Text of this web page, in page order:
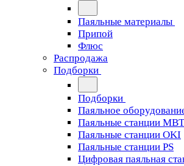
Паяльные материалы
Припой
Флюс
Распродажа
Подборки
Подборки
Паяльное
Паяльные станции MBT
Паяльные станции OKI
Паяльные станции PS
Цифровая паяльная